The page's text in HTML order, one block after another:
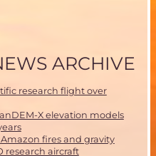
ARCHIVE
research flight over
X elevation models
fires and gravity
research aircraft